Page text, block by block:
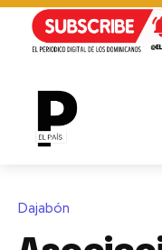
Dajabón